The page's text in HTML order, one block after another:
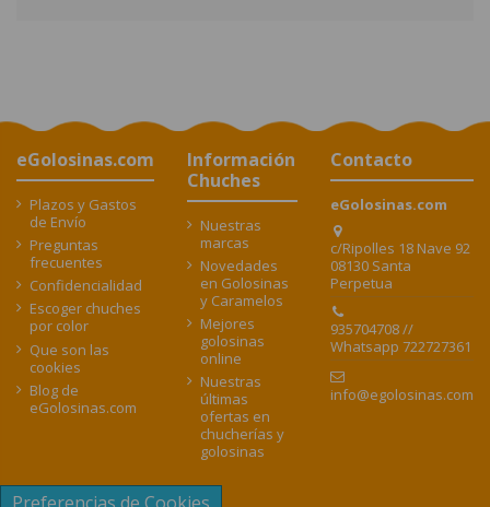
eGolosinas.com
Plazos y Gastos
de Envío
Preguntas
frecuentes
Confidencialidad
Escoger chuches
por color
Que son las
cookies
Blog de
eGolosinas.com
Información
Chuches
Nuestras
marcas
Novedades
en Golosinas
y Caramelos
Mejores
golosinas
online
Nuestras
últimas
ofertas en
chucherías y
golosinas
Contacto
eGolosinas.com
c/Ripolles 18 Nave 92
08130 Santa
Perpetua
935704708 //
Whatsapp 722727361
info@egolosinas.com